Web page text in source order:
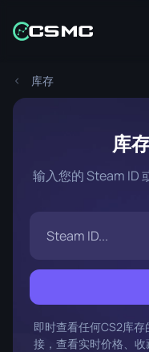
库存
库
输入您的 Steam ID
即时查看任何CS2库
接，查看实时价格、